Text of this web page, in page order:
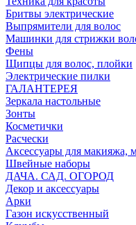
Бритвы электрические
Выпрямители для волос
Машинки для стрижки
Фены
Щипцы для волос, плойки
Электрические пилки
ГАЛАНТЕРЕЯ
Зеркала настольные
Зонты
Косметички
Расчески
Аксессуары для макияжа,
Швейные наборы
ДАЧА. САД. ОГОРОД
Декор и аксессуары
Арки
Газон искусственный